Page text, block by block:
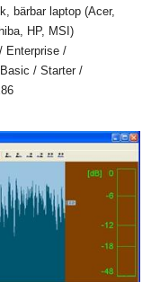
bärbar laptop (Acer,
HP, MSI)
Enterprise /
/ Starter /